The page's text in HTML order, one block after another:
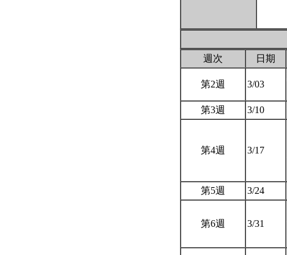
週次
日期
第2週 3/03
第3週
3/10
第4週 3/17
第5週 3/24
第6週 3/31